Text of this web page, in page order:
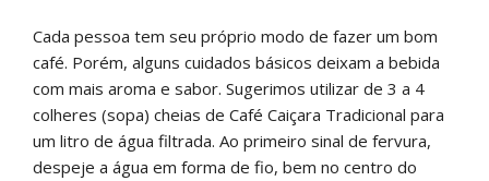
Cada pessoa tem seu próprio modo de fazer um bom
café. Porém, alguns cuidados básicos deixam a bebida
com mais aroma e sabor. Sugerimos utilizar de 3 a 4
colheres (sopa) cheias de Café Caiçara Tradicional para
um litro de água filtrada. Ao primeiro sinal de fervura,
despeje a água em forma de fio, bem no centro do